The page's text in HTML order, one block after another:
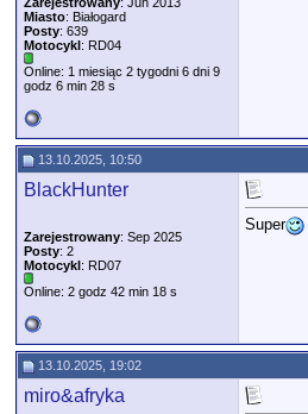
Miasto: Białogard
Posty: 639
Motocykl: RD04
Online: 1 miesiąc 2 tygodni 6 dni 9
godz 6 min 28 s
13.10.2025, 10:50
BlackHunter
Zarejestrowany: Sep 2025
Posty: 2
Motocykl: RD07
Online: 2 godz 42 min 18 s
Super
13.10.2025, 19:02
miro&afryka